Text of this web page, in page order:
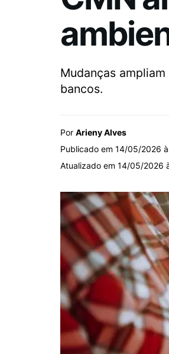
Mudanças
bancos.
Por Arieny Alves
Publicado em 14/05/2026
Atualizado em 14/05/2026